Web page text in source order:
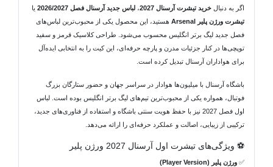
اگر به دنبال خرید تیشرت آرسنال 2027 ، لباس جدید آرسنال فصل 2026/2027
یا
تیشرت ورژن پلیر Arsenal
هستید، این محصول یکی از محبوب‌ترین لباس‌های
فصل جدید لیگ برتر انگلیس محسوب می‌شود. طراحی کلاسیک قرمز و سفید
توپچی‌ها در کنار جزئیات مدرن و پارچه حرفه‌ای، این کیت را به انتخابی ایده‌آل
برای هواداران آرسنال تبدیل کرده است.
باشگاه آرسنال با میلیون‌ها هوادار در سراسر جهان و حضور ستارگان بزرگ
فوتبال، همواره یکی از محبوب‌ترین تیم‌های لیگ برتر انگلیس بوده است. لباس
اول فصل 2027 نیز با حفظ هویت سنتی باشگاه و استفاده از فناوری‌های جدید،
ترکیبی از زیبایی، اصالت و عملکرد حرفه‌ای را ارائه می‌دهد.
⚽ ویژگی‌های تیشرت اول آرسنال 2027 ورژن پلیر
✅ ورژن پلیر (Player Version)